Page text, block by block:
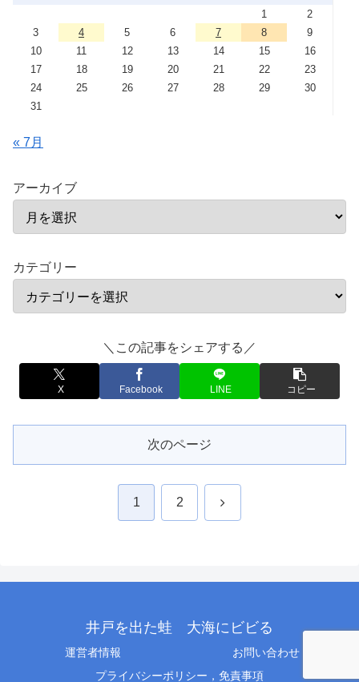
1
2
3
4 5 6 7 8
9
10
11 12 13 14 15
16
17
18 19 20 21 22
23
24
25 26 27 28 29
30
31
« 7月
アーカイブ
カテゴリー
＼この記事をシェアする／
X Facebook LINE コピー
次のページ
1 2 次
井戸を出た蛙 大海にビビる
運営者情報
お問い合わせ
プライバシーポリシー，免責事項